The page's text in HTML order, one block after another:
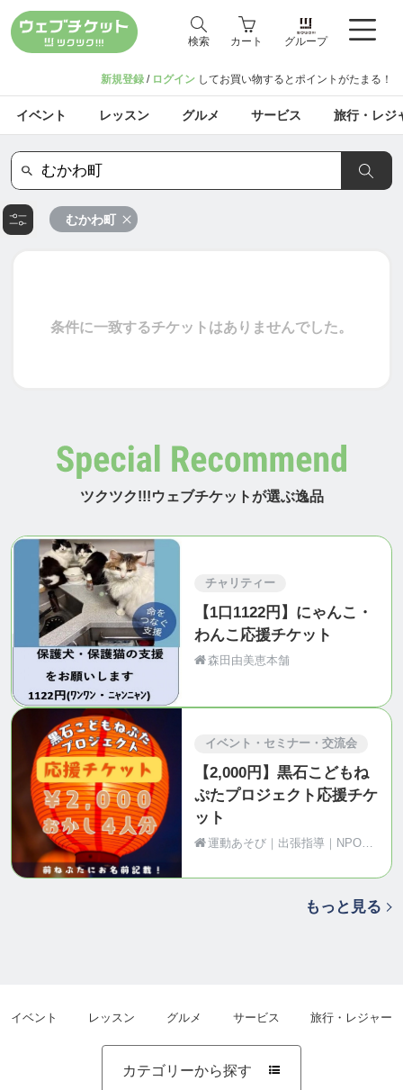
検索 カート グループ
新規登録 / ログイン してお買い物するとポイントがたまる！
イベント レッスン グルメ サービス 旅行・レジ
むかわ町
条件に一致するチケットはありませんでした。
ツクツク!!!ウェブチケットが選ぶ逸品
チャリティー
【1口1122円】にゃんこ・
わんこ応援チケット
森田由美恵本舗
イベント・セミナー・交流会
【2,000円】黒石こどもね
ぷたプロジェクト応援チケ
ット
運動あそび｜出張指導｜NPO法人Motion（青森県黒石市）
もっと見る
イベント レッスン グルメ サービス 旅行・レジャー
カテゴリーから探す 